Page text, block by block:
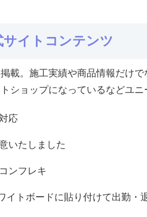
イトコンテンツ
載。施工実績や商品情報だけ
ショップになっているなどユニ
応
いたしました
ンフレキ
イトボードに貼り付けて出勤・